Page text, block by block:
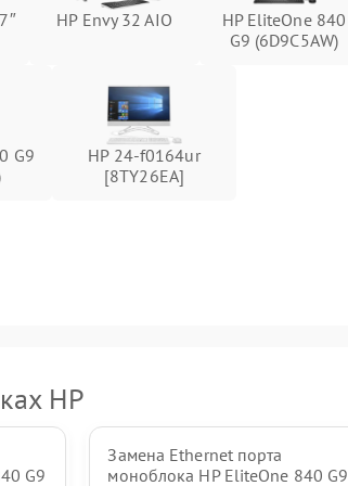
1500 ₽ Подробнее →
1000 ₽
1000 ₽
HP Envy 32 AIO
HP EliteOne 840
G9 (6D9C5AW)
G9
HP 24-f0164ur
[8TY26EA]
HP
G9
Замена Ethernet порта
моноблока HP EliteOne 840 G9